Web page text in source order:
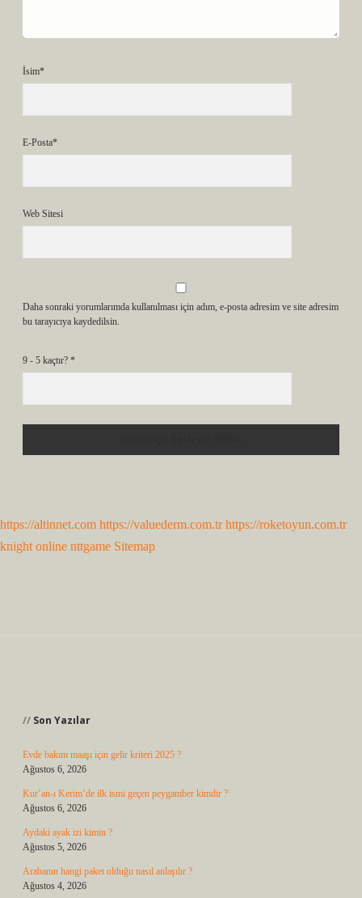
İsim*
E-Posta*
Web Sitesi
Daha sonraki yorumlarımda kullanılması için adım, e-posta adresim ve site adresim
bu tarayıcıya kaydedilsin.
9 - 5 kaçtır? *
https://altinnet.com https://valuederm.com.tr https://roketoyun.com.tr
knight online nttgame Sitemap
Son Yazılar
Evde bakım maaşı için gelir kriteri 2025 ?
Ağustos 6, 2026
Kur’an-ı Kerim’de ilk ismi geçen peygamber kimdir ?
Ağustos 6, 2026
Aydaki ayak izi kimin ?
Ağustos 5, 2026
Arabanın hangi paket olduğu nasıl anlaşılır ?
Ağustos 4, 2026